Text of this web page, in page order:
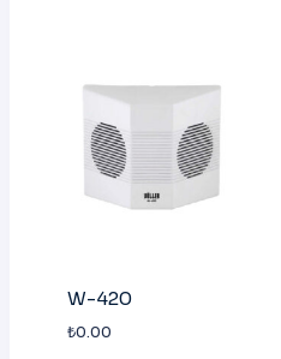
W-420
₺0.00